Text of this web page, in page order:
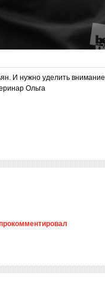
И нужно уделить внимание
Ольга